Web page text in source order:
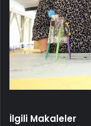
İlgili Makaleler